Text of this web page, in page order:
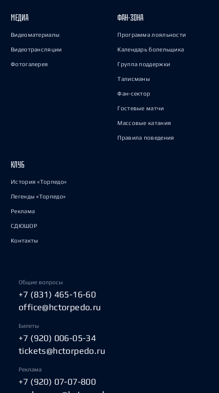
МЕДИА
Видеоматериалы
Видеотрансляции
Фотогалерея
ФАН-ЗОНА
Программа лояльности
Календарь болельщика
Группа поддержки
Талисманы
Фан-сектор
Гостевые матчи
Массовые катания
Правила поведения
КЛУБ
История «Торпедо»
Легенды «Торпедо»
Реклама
СДЮШОР
Контакты
Общие вопросы
+7 (831) 465-16-60
office@hctorpedo.ru
Билеты
+7 (920) 006-05-34
tickets@hctorpedo.ru
Реклама
+7 (920) 07-07-800